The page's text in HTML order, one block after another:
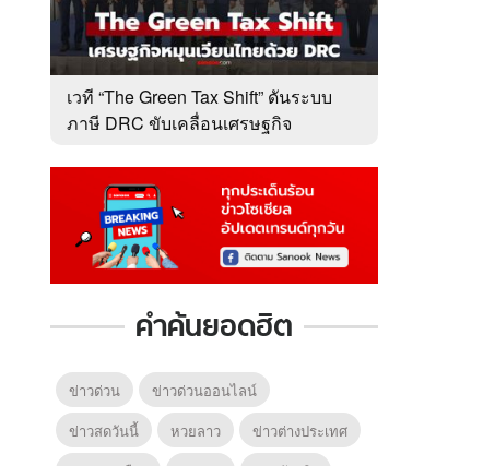
เวที “The Green Tax Shift” ดันระบบ
ภาษี DRC ขับเคลื่อนเศรษฐกิจ
คำค้นยอดฮิต
ข่าวด่วน
ข่าวด่วนออนไลน์
ข่าวสดวันนี้
หวยลาว
ข่าวต่างประเทศ